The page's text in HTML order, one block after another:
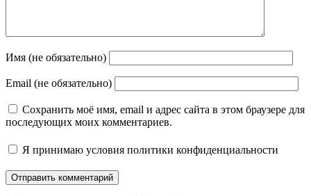
Имя (не обязательно)
Email (не обязательно)
Сохранить моё имя, email и адрес сайта в этом браузере для
последующих моих комментариев.
Я принимаю условия политики конфиденциальности